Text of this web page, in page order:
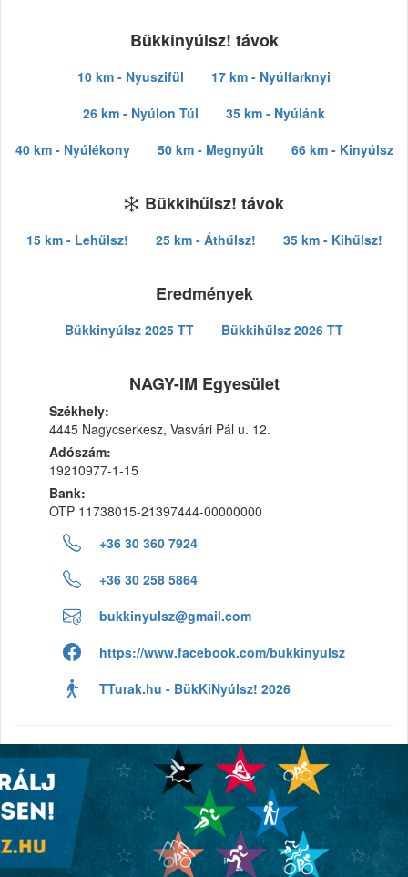
Bükkinyúlsz! távok
10 km - Nyuszifül
17 km - Nyúlfarknyi
26 km - Nyúlon Túl
35 km - Nyúlánk
40 km - Nyúlékony
50 km - Megnyúlt 66 km - Kinyúlsz
Bükkihűlsz! távok
15 km - Lehűlsz! 25 km - Áthűlsz! 35 km - Kihűlsz!
Eredmények
Bükkinyúlsz 2025 TT Bükkihűlsz 2026 TT
NAGY-IM Egyesület
Székhely:
4445 Nagycserkesz, Vasvári Pál u. 12.
Adószám:
19210977-1-15
Bank:
OTP 11738015-21397444-00000000
+36 30 360 7924
+36 30 258 5864
bukkinyulsz@gmail.com
https://www.facebook.com/bukkinyulsz
TTurak.hu - BükKiNyúlsz! 2026